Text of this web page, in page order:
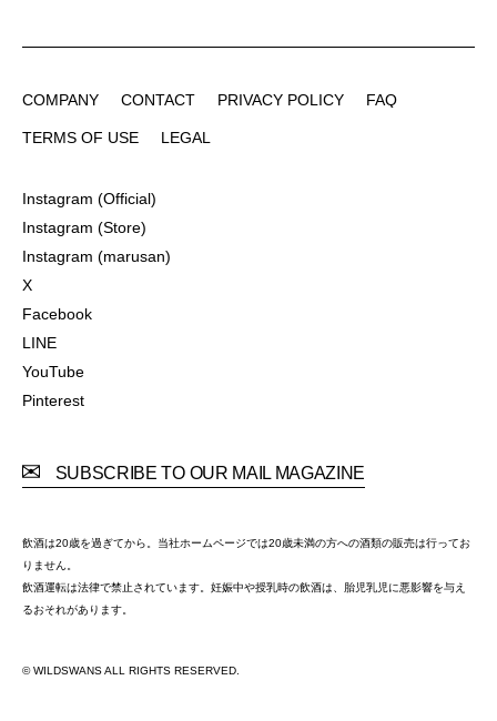
COMPANY
CONTACT
PRIVACY POLICY
FAQ
TERMS OF USE
LEGAL
Instagram (Official)
Instagram (Store)
Instagram (marusan)
X
Facebook
LINE
YouTube
Pinterest
SUBSCRIBE TO OUR MAIL MAGAZINE
飲酒は20歳を過ぎてから。当社ホームページでは20歳未満の方への酒類の販売は行ってお
りません。
飲酒運転は法律で禁止されています。妊娠中や授乳時の飲酒は、胎児乳児に悪影響を与え
るおそれがあります。
© WILDSWANS ALL RIGHTS RESERVED.